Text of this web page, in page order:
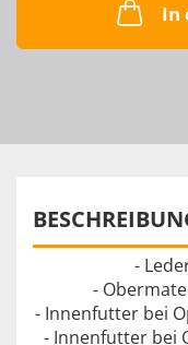
In
-
-
- Innenfutter bei
- Innenfutter bei